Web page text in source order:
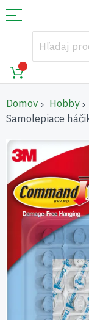
Domov Hobby
Samolepiace
Preskočiť
na
koniec
galérie
obrázkov